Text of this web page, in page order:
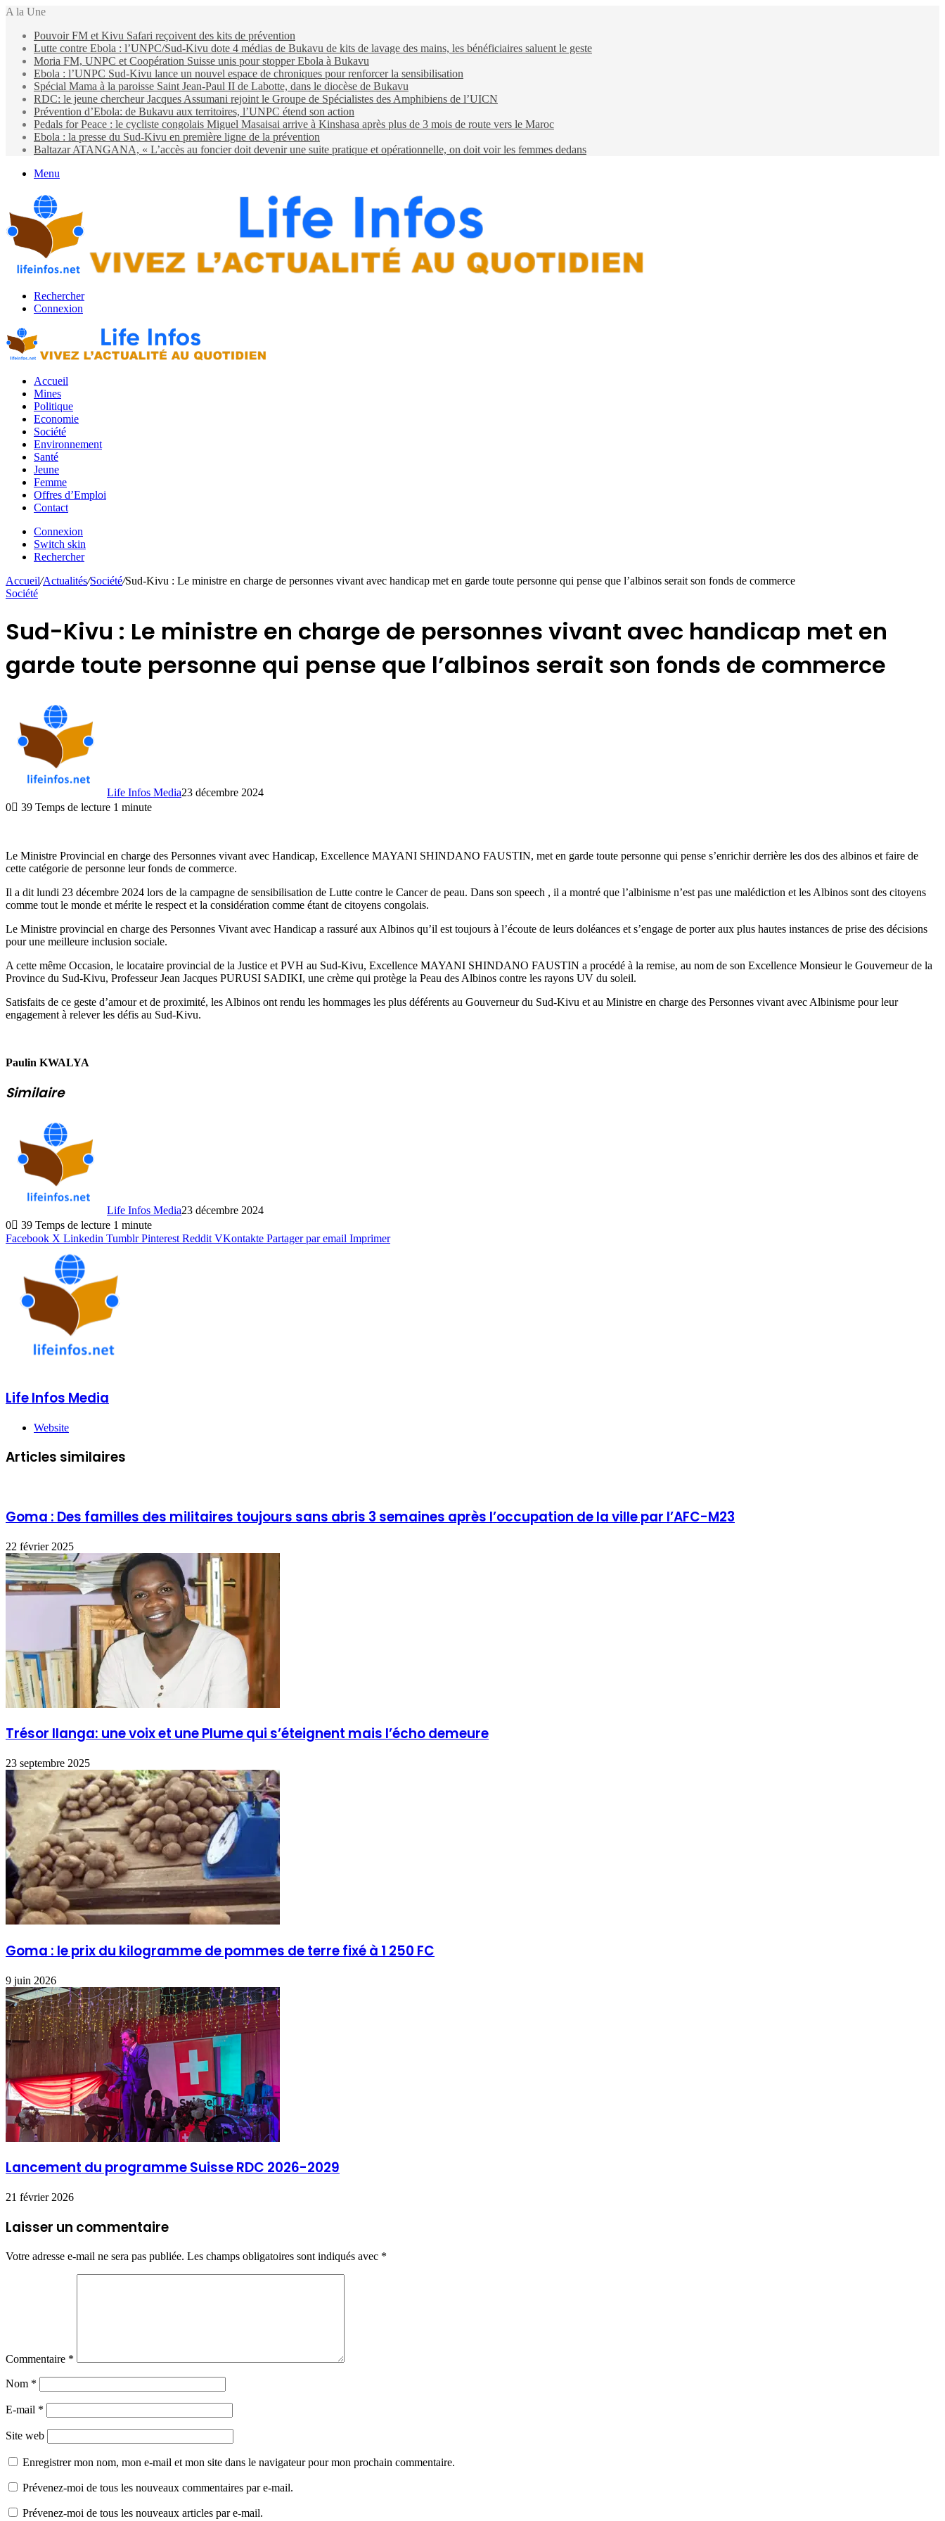
A la Une
Pouvoir FM et Kivu Safari reçoivent des kits de prévention
Lutte contre Ebola : l’UNPC/Sud-Kivu dote 4 médias de Bukavu de kits de lavage des mains, les bénéficiaires saluent le geste
Moria FM, UNPC et Coopération Suisse unis pour stopper Ebola à Bukavu
Ebola : l’UNPC Sud-Kivu lance un nouvel espace de chroniques pour renforcer la sensibilisation
Spécial Mama à la paroisse Saint Jean-Paul II de Labotte, dans le diocèse de Bukavu
RDC: le jeune chercheur Jacques Assumani rejoint le Groupe de Spécialistes des Amphibiens de l’UICN
Prévention d’Ebola: de Bukavu aux territoires, l’UNPC étend son action
Pedals for Peace : le cycliste congolais Miguel Masaisai arrive à Kinshasa après plus de 3 mois de route vers le Maroc
Ebola : la presse du Sud-Kivu en première ligne de la prévention
Baltazar ATANGANA, « L’accès au foncier doit devenir une suite pratique et opérationnelle, on doit voir les femmes dedans
Menu
Rechercher
Connexion
Accueil
Mines
Politique
Economie
Société
Environnement
Santé
Jeune
Femme
Offres d’Emploi
Contact
Connexion
Switch skin
Rechercher
Accueil/Actualités/Société/Sud-Kivu : Le ministre en charge de personnes vivant avec handicap met en garde toute personne qui pense que l’albinos serait son fonds de commerce
Société
Sud-Kivu : Le ministre en charge de personnes vivant avec handicap met en
garde toute personne qui pense que l’albinos serait son fonds de commerce
Life Infos Media23 décembre 2024
0
39 Temps de lecture 1 minute
Le Ministre Provincial en charge des Personnes vivant avec Handicap, Excellence MAYANI SHINDANO FAUSTIN, met en garde toute personne qui pense s’enrichir derrière les dos des albinos et faire de
cette catégorie de personne leur fonds de commerce.
Il a dit lundi 23 décembre 2024 lors de la campagne de sensibilisation de Lutte contre le Cancer de peau. Dans son speech , il a montré que l’albinisme n’est pas une malédiction et les Albinos sont des citoyens
comme tout le monde et mérite le respect et la considération comme étant de citoyens congolais.
Le Ministre provincial en charge des Personnes Vivant avec Handicap a rassuré aux Albinos qu’il est toujours à l’écoute de leurs doléances et s’engage de porter aux plus hautes instances de prise des décisions
pour une meilleure inclusion sociale.
A cette même Occasion, le locataire provincial de la Justice et PVH au Sud-Kivu, Excellence MAYANI SHINDANO FAUSTIN a procédé à la remise, au nom de son Excellence Monsieur le Gouverneur de la
Province du Sud-Kivu, Professeur Jean Jacques PURUSI SADIKI, une crème qui protège la Peau des Albinos contre les rayons UV du soleil.
Satisfaits de ce geste d’amour et de proximité, les Albinos ont rendu les hommages les plus déférents au Gouverneur du Sud-Kivu et au Ministre en charge des Personnes vivant avec Albinisme pour leur
engagement à relever les défis au Sud-Kivu.
Paulin KWALYA
Similaire
Life Infos Media23 décembre 2024
0
39 Temps de lecture 1 minute
Facebook X Linkedin Tumblr Pinterest Reddit VKontakte Partager par email Imprimer
Life Infos Media
Website
Articles similaires
Goma : Des familles des militaires toujours sans abris 3 semaines après l’occupation de la ville par l’AFC-M23
22 février 2025
Trésor Ilanga: une voix et une Plume qui s’éteignent mais l’écho demeure
23 septembre 2025
Goma : le prix du kilogramme de pommes de terre fixé à 1 250 FC
9 juin 2026
Lancement du programme Suisse RDC 2026-2029
21 février 2026
Laisser un commentaire
Votre adresse e-mail ne sera pas publiée. Les champs obligatoires sont indiqués avec *
Commentaire *
Nom *
E-mail *
Site web
Enregistrer mon nom, mon e-mail et mon site dans le navigateur pour mon prochain commentaire.
Prévenez-moi de tous les nouveaux commentaires par e-mail.
Prévenez-moi de tous les nouveaux articles par e-mail.